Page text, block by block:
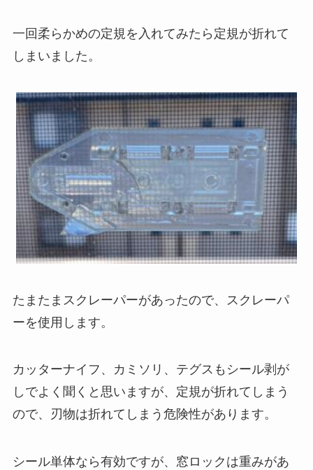
一回柔らかめの定規を入れてみたら定規が折れて
しまいました。
たまたまスクレーパーがあったので、スクレーパ
ーを使用します。
カッターナイフ、カミソリ、テグスもシール剥が
しでよく聞くと思いますが、定規が折れてしまう
ので、刃物は折れてしまう危険性があります。
シール単体なら有効ですが、窓ロックは重みがあ